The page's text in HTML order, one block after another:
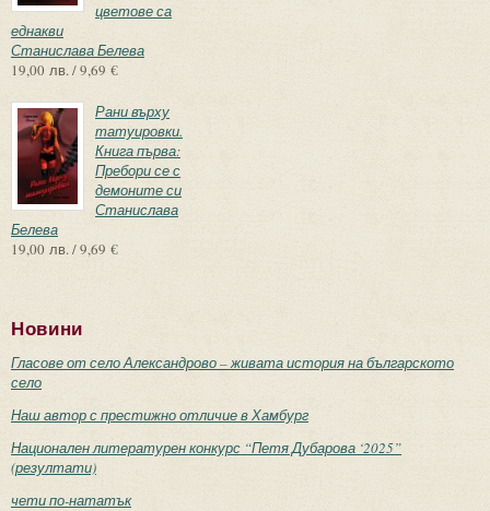
цветове са
еднакви
Станислава Белева
19,00 лв. / 9,69 €
Рани върху
татуировки.
Книга първа:
Пребори се с
демоните си
Станислава
Белева
19,00 лв. / 9,69 €
Новини
Гласове от село Александрово – живата история на българското
село
Наш автор с престижно отличие в Хамбург
Национален литературен конкурс “Петя Дубарова ‘2025”
(резултати)
чети по-нататък